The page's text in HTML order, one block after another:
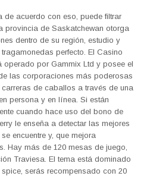
acuerdo con eso, puede filtrar
provincia de Saskatchewan otorga
dentro de su región, estudio y
perfecto. El Casino
por Gammix Ltd y posee el
las corporaciones más poderosas
de caballos a través de una
persona y en línea. Si están
cuando hace uso del bono de
le enseña a detectar las mejores
encuentre y, que mejora
Hay más de 120 mesas de juego,
Traviesa. El tema está dominado
serás recompensado con 20